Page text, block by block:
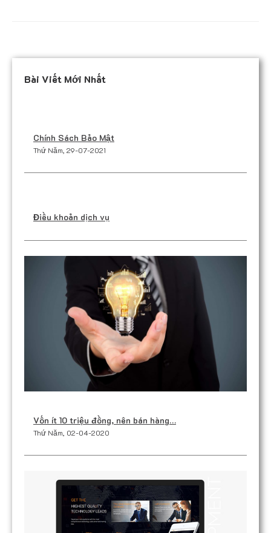
Bài Viết Mới Nhất
Chính Sách Bảo Mật
Thứ Năm, 29-07-2021
Điều khoản dịch vụ
Vốn ít 10 triệu đồng, nên bán hàng…
Thứ Năm, 02-04-2020